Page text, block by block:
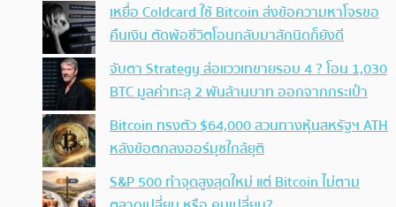
เหยื่อ Coldcard ใช้ Bitcoin ส่งข้อความหาโจรขอ
คืนเงิน ตัดพ้อชีวิตโอนกลับมาสักนิดก็ยังดี
จับตา Strategy ส่อแววเทขายรอบ 4 ? โอน 1,030
BTC มูลค่าทะลุ 2 พันล้านบาท ออกจากกระเป๋า
Bitcoin ทรงตัว $64,000 สวนทางหุ้นสหรัฐฯ ATH
หลังข้อตกลงฮอร์มุซใกล้ยุติ
S&P 500 ทำจุดสูงสุดใหม่ แต่ Bitcoin ไม่ตาม